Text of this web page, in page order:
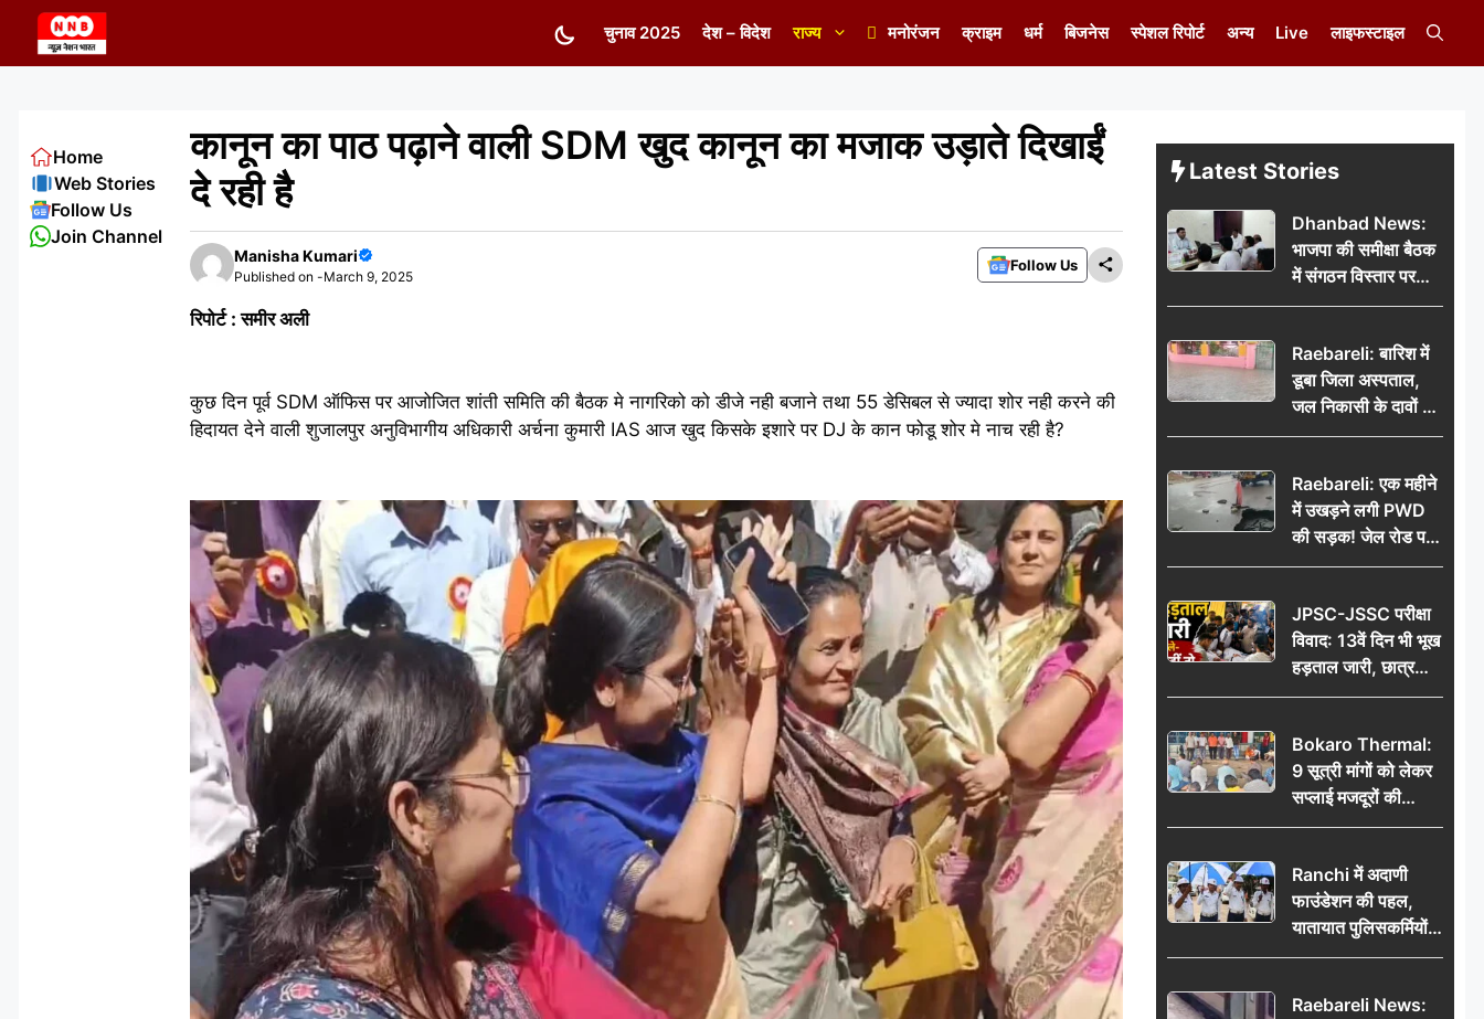
content
चुनाव 2025 देश – विदेश राज्य मनोरंजन क्राइम धर्म बिजनेस स्पेशल रिपोर्ट अन्य Live लाइफस्टाइल
कानून का पाठ पढ़ाने वाली SDM खुद कानून का मजाक उड़ाते दिखाईं
दे रही है
Manisha Kumari
Published on -March 9, 2025
Follow Us
रिपोर्ट : समीर अली
कुछ दिन पूर्व SDM ऑफिस पर आजोजित शांती समिति की बैठक मे नागरिको को डीजे नही बजाने तथा 55 डेसिबल से ज्यादा शोर नही करने की
हिदायत देने वाली शुजालपुर अनुविभागीय अधिकारी अर्चना कुमारी IAS आज खुद किसके इशारे पर DJ के कान फोडू शोर मे नाच रही है?
Home
Web Stories
Follow Us
Join Channel
Latest Stories
Dhanbad News:
भाजपा की समीक्षा बैठक
में संगठन विस्तार पर
मंथन, बीडीओ से
जनसमस्याओं का विवरण
Raebareli: बारिश में
डूबा जिला अस्पताल,
जल निकासी के दावों की
खुली पोल
Raebareli: एक महीने
में उखड़ने लगी PWD
की सड़क! जेल रोड पर
गड्ढे ने खोली निर्माण
की उठी मांग
JPSC-JSSC परीक्षा
विवाद: 13वें दिन भी भूख
हड़ताल जारी, छात्र
बोले- जांच नहीं तो
Bokaro Thermal:
9 सूत्री मांगों को लेकर
सप्लाई मजदूरों की
हुंकार, 12 अगस्त के
Ranchi में अदाणी
फाउंडेशन की पहल,
यातायात पुलिसकर्मियों
को वितरित किए गए छाते
Raebareli News: